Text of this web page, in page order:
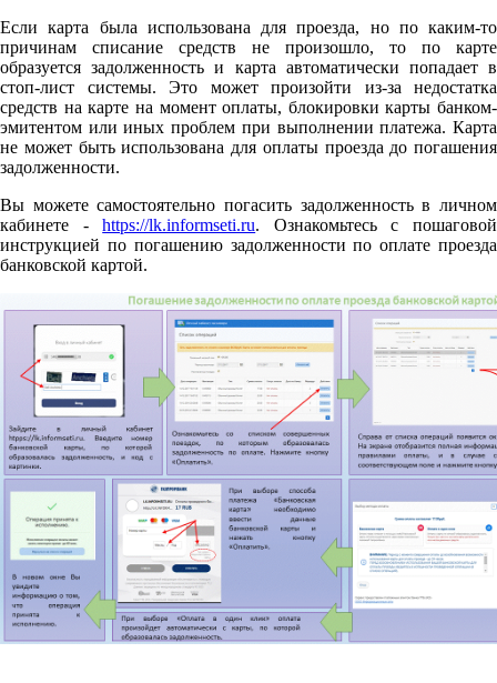
Если карта была использована для проезда, но по каким-то
причинам списание средств не произошло, то по карте
образуется задолженность и карта автоматически попадает в
стоп-лист системы. Это может произойти из-за недостатка
средств на карте на момент оплаты, блокировки карты банком-
эмитентом или иных проблем при выполнении платежа. Карта
не может быть использована для оплаты проезда до погашения
задолженности.
Вы можете самостоятельно погасить задолженность в личном
кабинете -https://lk.informseti.ru. Ознакомьтесь с пошаговой
инструкцией по погашению задолженности по оплате проезда
банковской картой.